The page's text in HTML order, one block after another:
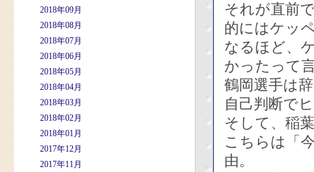
2018年09月
2018年08月
2018年07月
2018年06月
2018年05月
2018年04月
2018年03月
2018年02月
2018年01月
2017年12月
2017年11月
それが直前
的にはケッ
なるほど、
かったって
鶴岡選手は
自己判断で
そして、稲
こちらは「
由。